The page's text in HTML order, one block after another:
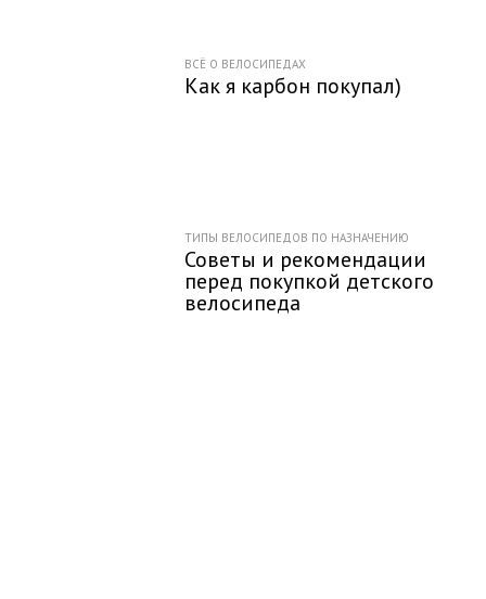
ВСЁ О ВЕЛОСИПЕДАХ
Как я карбон покупал)
ТИПЫ ВЕЛОСИПЕДОВ ПО НАЗНАЧЕНИЮ
Советы и рекомендации
перед покупкой детского
велосипеда